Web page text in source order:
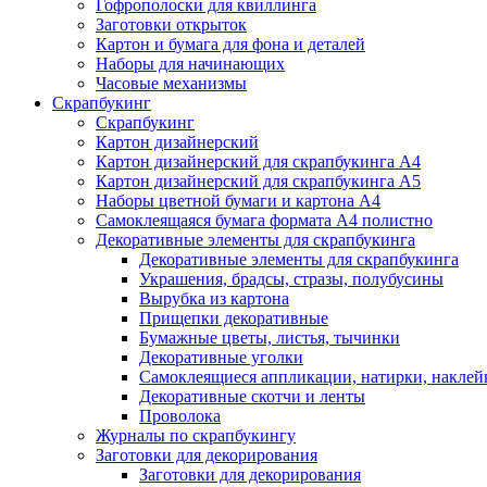
Гофрополоски для квиллинга
Заготовки открыток
Картон и бумага для фона и деталей
Наборы для начинающих
Часовые механизмы
Скрапбукинг
Скрапбукинг
Картон дизайнерский
Картон дизайнерский для скрапбукинга А4
Картон дизайнерский для скрапбукинга А5
Наборы цветной бумаги и картона А4
Самоклеящаяся бумага формата А4 полистно
Декоративные элементы для скрапбукинга
Декоративные элементы для скрапбукинга
Украшения, брадсы, стразы, полубусины
Вырубка из картона
Прищепки декоративные
Бумажные цветы, листья, тычинки
Декоративные уголки
Самоклеящиеся аппликации, натирки,
Декоративные скотчи и ленты
Проволока
Журналы по скрапбукингу
Заготовки для декорирования
Заготовки для декорирования